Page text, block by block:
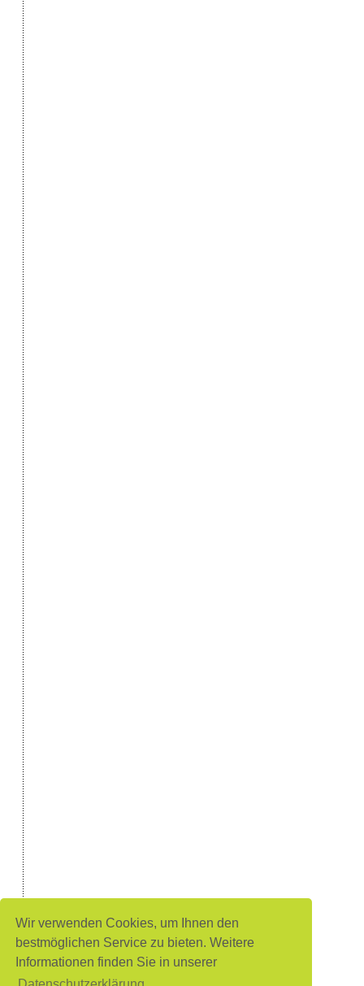
Wir verwenden Cookies, um Ihnen den
bestmöglichen Service zu bieten. Weitere
Informationen finden Sie in unserer